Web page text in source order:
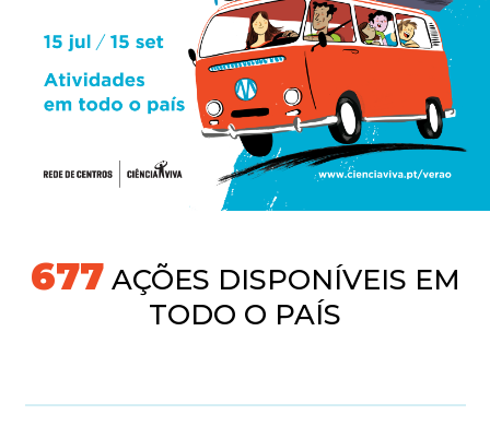
718AÇÕES DISPONÍVEIS EM
TODO O PAÍS